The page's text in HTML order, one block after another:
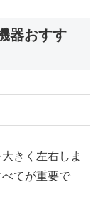
器おすす
きく左右しま
てが重要で